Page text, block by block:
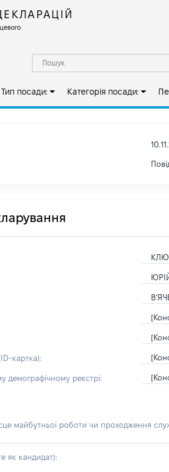
Тип посади: Категорія посади:
картка):
демографічному реєстрі:
майбутньої роботи чи проходження
як кандидат):